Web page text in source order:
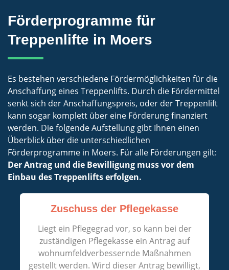
Förderprogramme für
Treppenlifte in Moers
Es bestehen verschiedene Fördermöglichkeiten für die
Anschaffung eines Treppenlifts. Durch die Fördermittel
senkt sich der Anschaffungspreis, oder der Treppenlift
kann sogar komplett über eine Förderung finanziert
werden. Die folgende Aufstellung gibt Ihnen einen
Überblick über die unterschiedlichen
Förderprogramme in Moers. Für alle Förderungen gilt:
Der Antrag und die Bewilligung muss vor dem
Einbau des Treppenlifts erfolgen.
Zuschuss der Pflegekasse
Liegt ein Pflegegrad vor, so kann bei der
zuständigen Pflegekasse ein Antrag auf
wohnumfeldverbessernde Maßnahmen
gestellt werden. Wird dieser Antrag bewilligt,